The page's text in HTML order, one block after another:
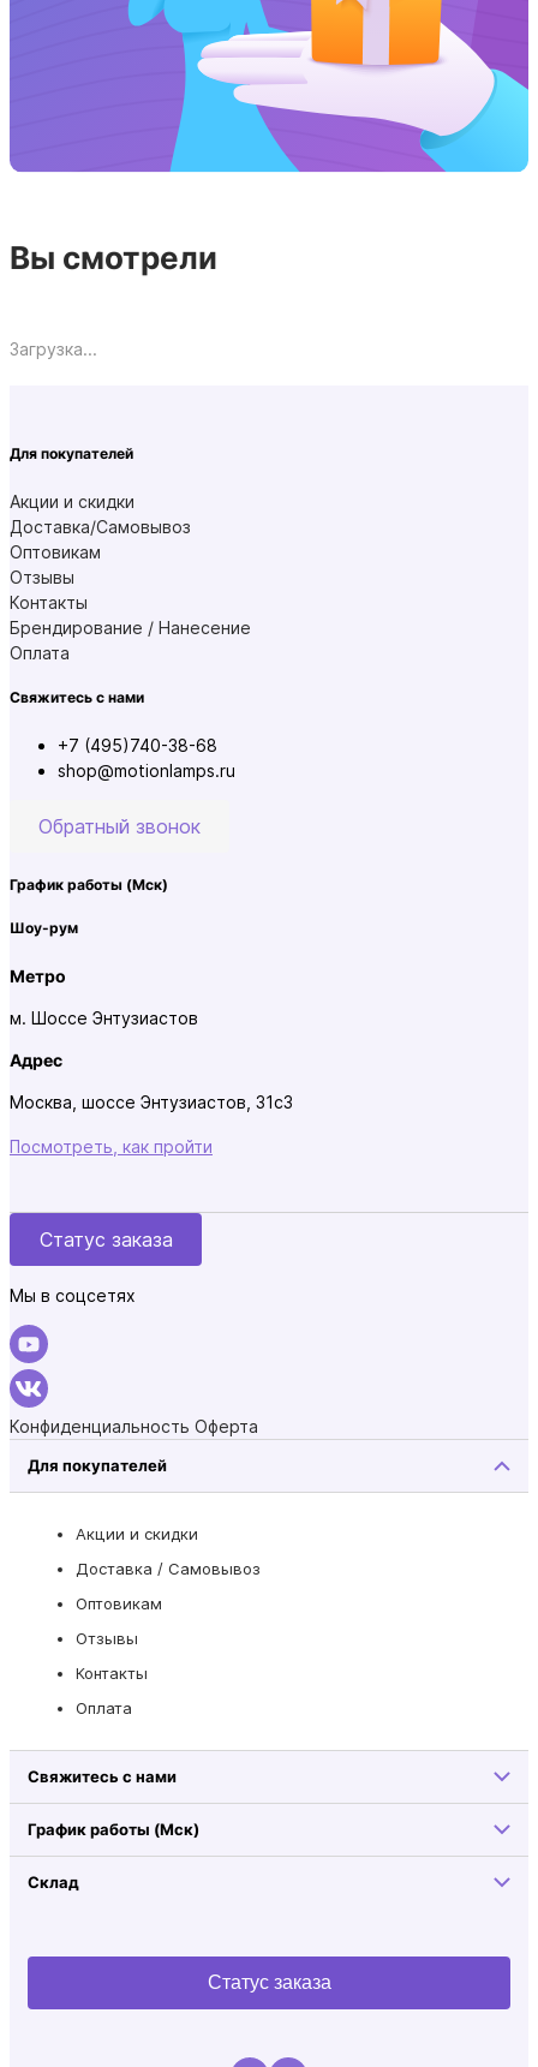
Вы смотрели
Загрузка...
Для покупателей
Акции и скидки
Доставка/Самовывоз
Оптовикам
Отзывы
Контакты
Брендирование / Нанесение
Оплата
Свяжитесь с нами
+7 (495)740-38-68
shop@motionlamps.ru
Обратный звонок
График работы (Мск)
Шоу-рум
Метро
м. Шоссе Энтузиастов
Адрес
Москва, шоссе Энтузиастов, 31с3
Посмотреть, как пройти
Статус заказа
Мы в соцсетях
Конфиденциальность Оферта
Для покупателей
Акции и скидки
Доставка / Самовывоз
Оптовикам
Отзывы
Контакты
Оплата
Свяжитесь с нами
График работы (Мск)
Склад
Статус заказа